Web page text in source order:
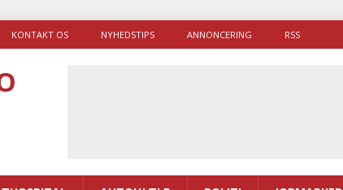
KONTAKT OS NYHEDSTIPS ANNONCERING RSS